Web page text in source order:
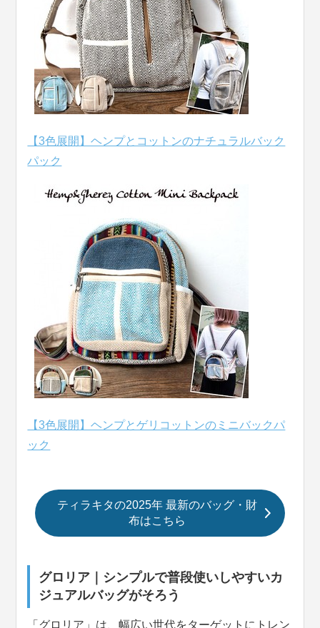
【3色展開】ヘンプとコットンのナチュラルバック
パック
【3色展開】ヘンプとゲリコットンのミニバックパ
ック
ティラキタの2025年 最新のバッグ・財
布はこちら
グロリア｜シンプルで普段使いしやすいカ
ジュアルバッグがそろう
「グロリア」は、幅広い世代をターゲットにトレン